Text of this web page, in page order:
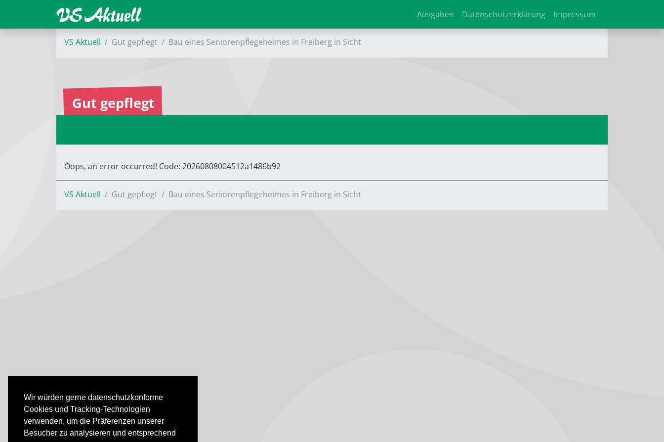
Wir würden gerne datenschutzkonforme
Cookies und Tracking-Technologien
verwenden, um die Präferenzen unserer
Besucher zu analysieren und entsprechend
Ausgaben Datenschutzerklärung Impressum
VS Aktuell Gut gepflegt Bau eines Seniorenpflegeheimes in Freiberg in Sicht
Gut gepflegt
Oops, an error occurred! Code: 20260808004512a1486b92
VS Aktuell Gut gepflegt Bau eines Seniorenpflegeheimes in Freiberg in Sicht